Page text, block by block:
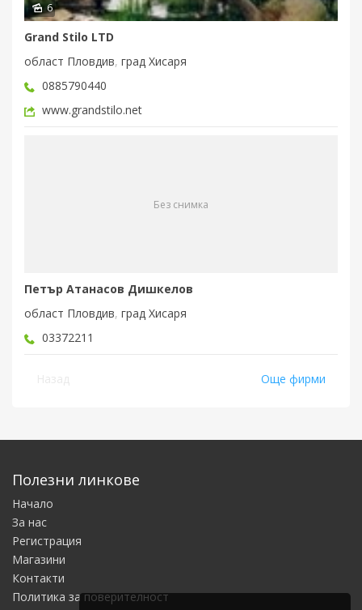
6
Grand Stilo LTD
област Пловдив, град Хисаря
0885790440
www.grandstilo.net
Без снимка
Петър Атанасов Дишкелов
област Пловдив, град Хисаря
03372211
Още фирми
Полезни линкове
Начало
За нас
Регистрация
Магазини
Контакти
Политика за поверителност